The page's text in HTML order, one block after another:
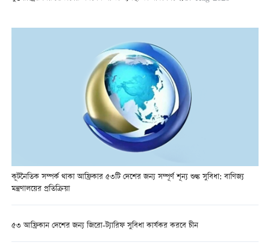
কূটনৈতিক সম্পর্ক থাকা আফ্রিকার ৫৩টি দেশের জন্য সম্পূর্ণ শূন্য শুল্ক সুবিধা: বাণিজ্য
মন্ত্রণালয়ের প্রতিক্রিয়া
৫৩ আফ্রিকান দেশের জন্য জিরো-ট্যারিফ সুবিধা কার্যকর করবে চীন